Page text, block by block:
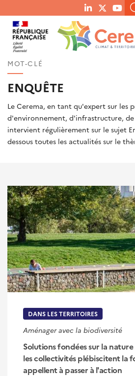
menu
social
links
RECHERCHER UN MOT-CLÉ, UNE PUBLICATION,
QUE RECHERCHEZ-VOUS ?
MOT-CLÉ
ENQUÊTE
Le Cerema, en tant qu'expert sur les
d'environnement, d'infrastructure,
intervient régulièrement sur le sujet
dessous toutes les actualités sur le
DANS LES TERRITOIRES
Aménager avec la biodiversité
Solutions fondées sur la
les collectivités plébiscitent la
appellent à passer à l'action